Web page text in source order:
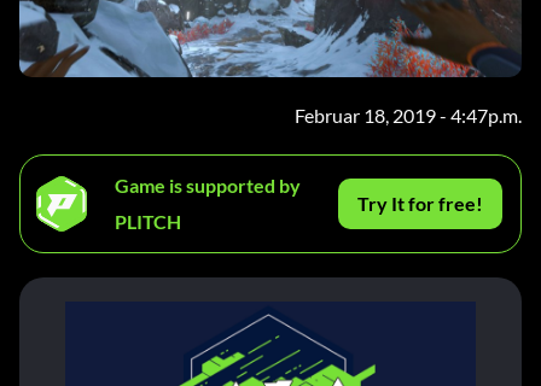
Februar 18, 2019 - 4:47p.m.
Game is supported by
PLITCH
Try It for free!